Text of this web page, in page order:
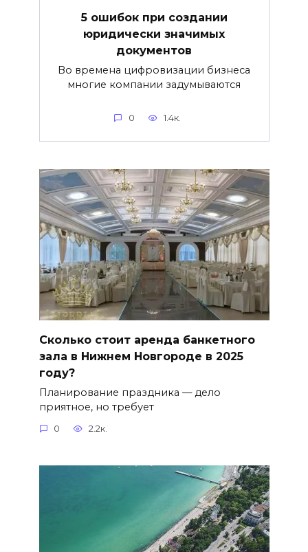
5 ошибок при создании
юридически значимых
документов
Во времена цифровизации бизнеса
многие компании задумываются
0 1.4к.
Сколько стоит аренда банкетного
зала в Нижнем Новгороде в 2025
году?
Планирование праздника — дело
приятное, но требует
0 2.2к.